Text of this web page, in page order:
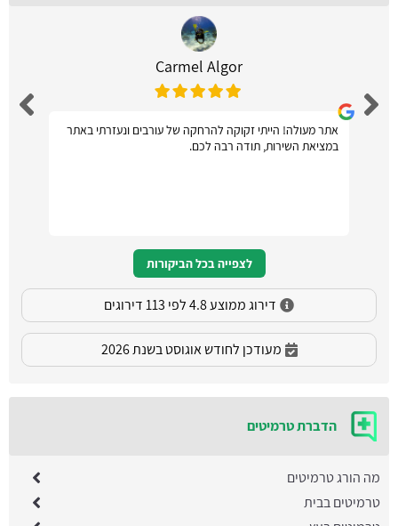
Carmel Algor
אתר מעולה! הייתי זקוקה להרחקה של עורבים ונעזרתי באתר
במציאת השירות, תודה רבה לכם.
לצפייה בכל הביקורות
דירוג ממוצע 4.8 לפי 113 דירוגים
מעודכן לחודש אוגוסט בשנת 2026
הדברת טרמיטים
מה הורג טרמיטים
טרמיטים בבית